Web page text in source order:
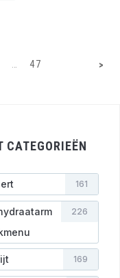
47 >
CATEGORIEËN
161
226
169